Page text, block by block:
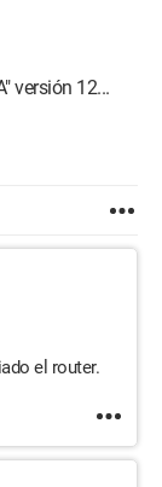
versión 12...
el router.